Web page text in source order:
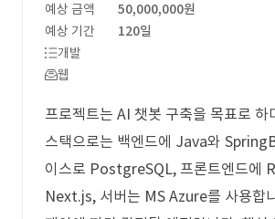
예상 금액
50,000,000원
예상 기간
120일
개발
웹
프로젝트는 AI 챗봇 구축을 목표로 하
스택으로는 백엔드에 Java와
이스로 PostgreSQL, 프론트엔드에
Next.js, 서버는 MS Azure를 사용합